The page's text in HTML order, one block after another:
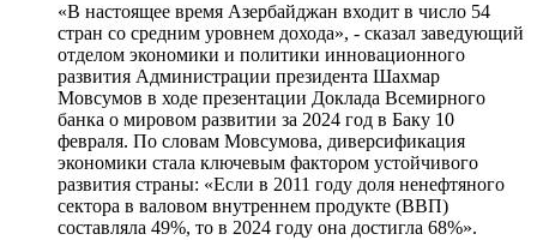
«В настоящее время Азербайджан входит в число 54
стран со средним уровнем дохода», - сказал заведующий
отделом экономики и политики инновационного
развития Администрации президента Шахмар
Мовсумов в ходе презентации Доклада Всемирного
банка о мировом развитии за 2024 год в Баку 10
февраля. По словам Мовсумова, диверсификация
экономики стала ключевым фактором устойчивого
развития страны: «Если в 2011 году доля ненефтяного
сектора в валовом внутреннем продукте (ВВП)
составляла 49%, то в 2024 году она достигла 68%».